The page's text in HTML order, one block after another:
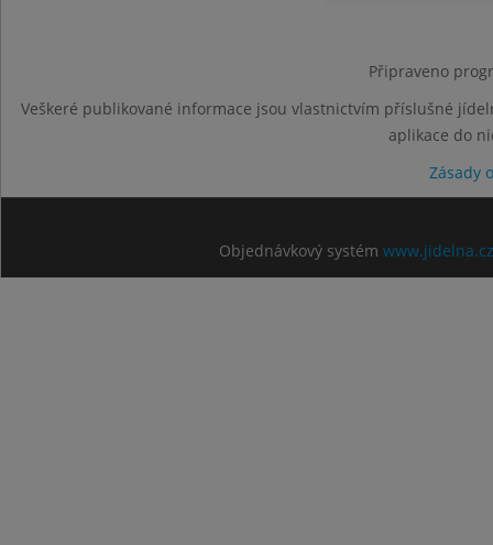
Připraveno
Veškeré publikované informace jsou vlastnictvím příslušné
aplikace do
Zásady
Objednávkový systém www.jidelna.cz